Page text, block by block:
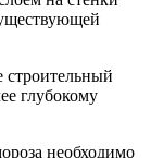
строительный
глубокому
необходимо